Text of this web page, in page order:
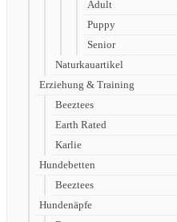
Adult
Puppy
Senior
Naturkauartikel
Erziehung & Training
Beeztees
Earth Rated
Karlie
Hundebetten
Beeztees
Hundenäpfe